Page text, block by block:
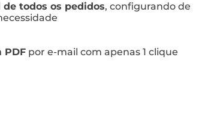
todos os pedidos, configurando de
PDF por e-mail com apenas 1 clique